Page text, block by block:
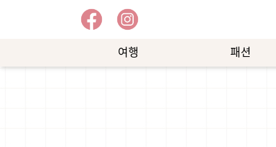
여행 패션